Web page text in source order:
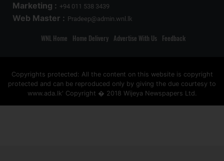
Marketing : +94 011 538 3439
Web Master : Pradeep@admin.wnl.lk
WNL Home Home Delivery Advertise With Us Feedback
Copyrights protected: All the content on this website is copyright
protected and can be reproduced only by giving the due courtesy to
www.ada.lk' Copyright � 2018 Wijeya Newspapers Ltd.